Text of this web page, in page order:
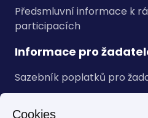
Předsmluvní informace k
participacích
Informace pro
Sazebník poplatků pro
Cookies